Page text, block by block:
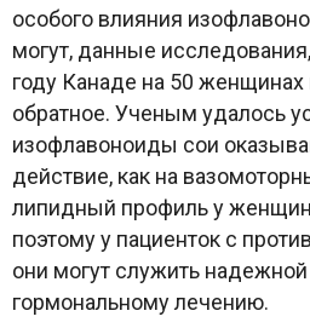
особого влияния
могут, данные
году Канаде на 50
обратное. Ученым удалось
изофлавоноиды сои
действие, как на
липидный профиль у женщин
поэтому у пациенток с
они могут служить надежной
гормональному лечению.